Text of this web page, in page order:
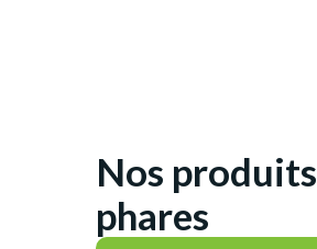
Nos produits
phares